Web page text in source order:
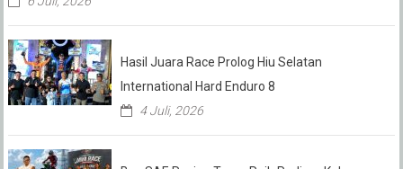
Hasil Juara Race Prolog Hiu Selatan
International Hard Enduro 8
4 Juli, 2026